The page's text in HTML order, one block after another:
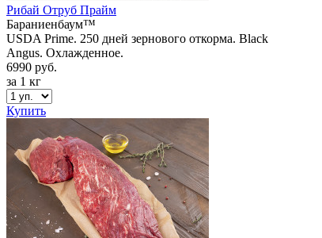
Рибай Отруб Прайм
Бараниенбаум™
USDA Prime. 250 дней зернового откорма. Black
Angus. Охлажденное.
6990 руб.
за 1 кг
Купить